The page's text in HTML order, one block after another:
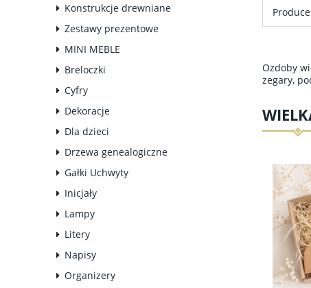
Konstrukcje drewniane
Zestawy prezentowe
MINI MEBLE
Breloczki
Cyfry
Dekoracje
Dla dzieci
Drzewa genealogiczne
Gałki Uchwyty
Inicjały
Lampy
Litery
Napisy
Organizery
Ozdoby
zegary,